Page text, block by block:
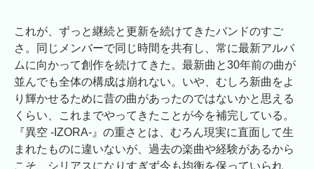
これが、ずっと継続と更新を続けてきたバンドのすご
さ。同じメンバーで同じ時間を共有し、常に最新アルバ
ムに向かって創作を続けてきた。最新曲と30年前の曲が
並んでも全体の構成は崩れない。いや、むしろ新曲をよ
り輝かせるために昔の曲があったのではないかと思える
くらい、これまでやってきたことが今を補完している。
『異空 -IZORA-』の重さとは、むろん現実に直面して生
まれたものに違いないが、過去の楽曲や経験があるから
こそ、シリアスになりすぎず今も均衡を保っていられ